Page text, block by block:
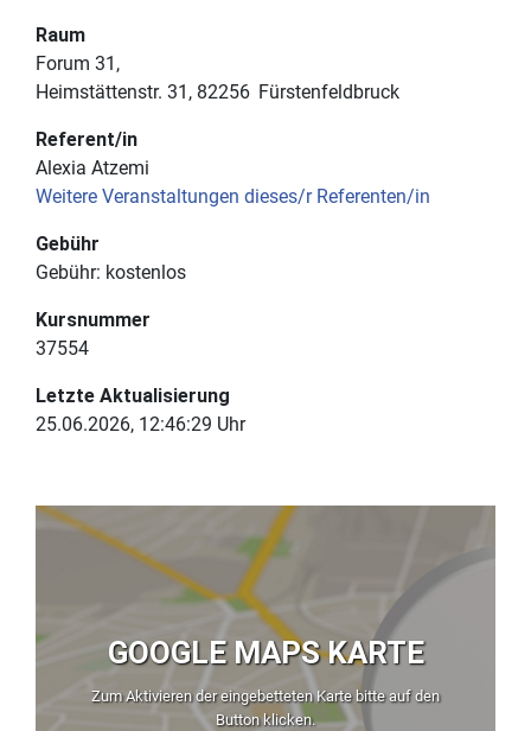
Raum
Forum 31
Heimstättenstr. 31 82256 Fürstenfeldbruck
Referent/in
Alexia Atzemi
Weitere Veranstaltungen dieses/r Referenten/in
Gebühr
Gebühr: kostenlos
Kursnummer
37554
Letzte Aktualisierung
25.06.2026, 12:46:29 Uhr
GOOGLE MAPS KARTE
Zum Aktivieren der eingebetteten Karte bitte auf den
Button klicken.